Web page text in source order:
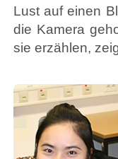
Lust auf einen
die Kamera
sie erzählen,